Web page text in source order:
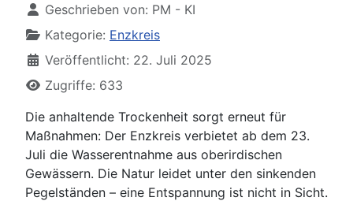
Geschrieben von: PM - KI
Kategorie: Enzkreis
Veröffentlicht: 22. Juli 2025
Zugriffe: 633
Die anhaltende Trockenheit sorgt erneut für
Maßnahmen: Der Enzkreis verbietet ab dem 23.
Juli die Wasserentnahme aus oberirdischen
Gewässern. Die Natur leidet unter den sinkenden
Pegelständen – eine Entspannung ist nicht in Sicht.